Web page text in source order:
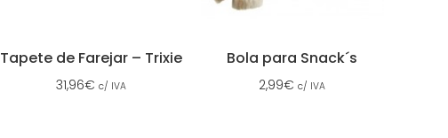
Tapete de Farejar – Trixie
31,96€ c/ IVA
Bola para Snack´s
2,99€ c/ IVA